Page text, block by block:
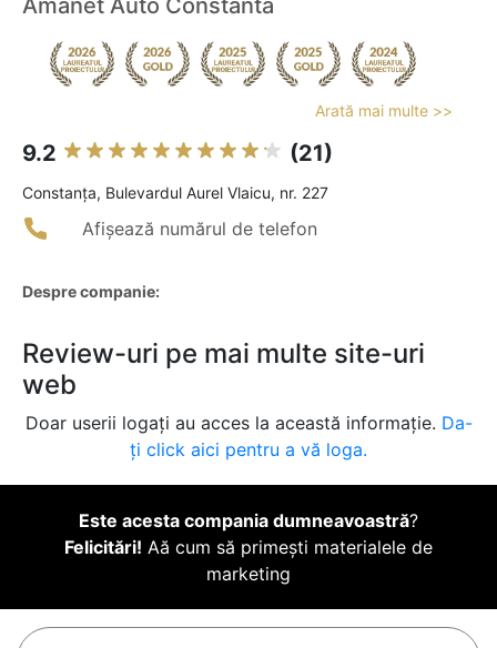
Amanet Auto Constanta
Arată mai multe >>
9.2 (21)
Constanţa, Bulevardul Aurel Vlaicu, nr. 227
Afișează numărul de telefon
Despre companie:
Review-uri pe mai multe site-uri
web
Doar userii logați au acces la această informație. Da-
ți click aici pentru a vă loga.
Este acesta compania dumneavoastră?
Felicitări! Aă cum să primești materialele de
marketing